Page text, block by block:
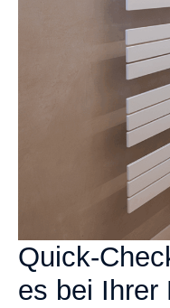
Quick-
es bei Ihrer